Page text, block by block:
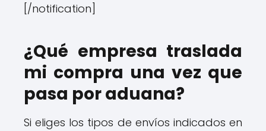
[/notification]
¿Qué empresa traslada
mi compra una vez que
pasa por aduana?
Si eliges los tipos de envíos indicados en